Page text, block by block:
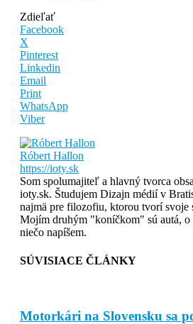
Zdieľať
Facebook
X
Pinterest
Linkedin
Email
Print
WhatsApp
Viber
Róbert Hallon
https://ioty.sk
Som spolumajiteľ a hlavný tvorca
ioty.sk. Študujem Dizajn médií v
najmä pre filozofiu, ktorou tvorí svoje
Mojím druhým "koníčkom" sú autá, o
niečo napíšem.
SÚVISIACE ČLÁNKY
Motorkári na Slovensku sa